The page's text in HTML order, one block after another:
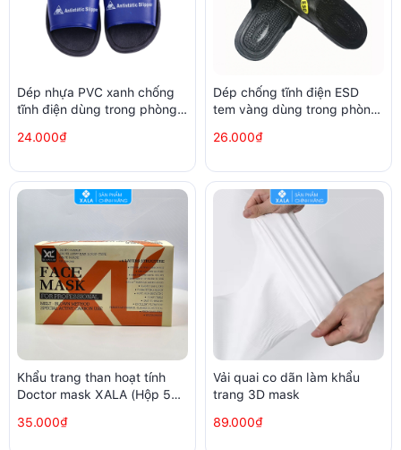
Dép nhựa PVC xanh chống
tĩnh điện dùng trong phòng
24.000₫
Dép chống tĩnh điện ESD
tem vàng dùng trong phòng
26.000₫
Khẩu trang than hoạt tính
Doctor mask XALA (Hộp 50
35.000₫
Vải quai co dãn làm khẩu
trang 3D mask
89.000₫